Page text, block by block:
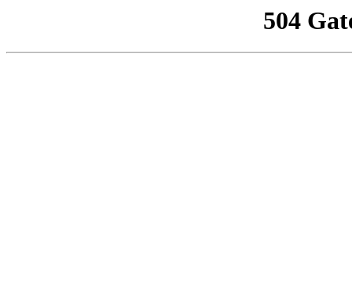
504